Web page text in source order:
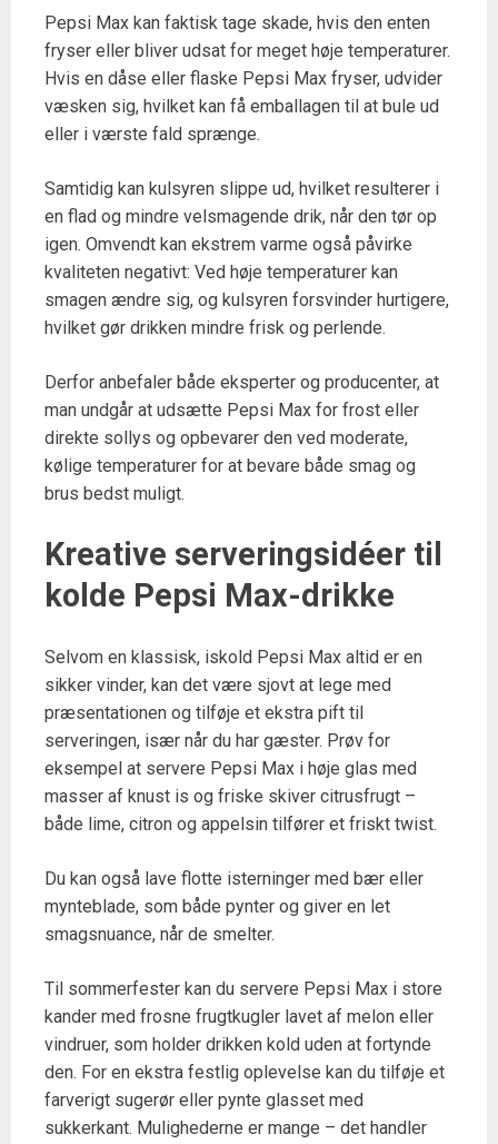
Pepsi Max kan faktisk tage skade, hvis den enten
fryser eller bliver udsat for meget høje temperaturer.
Hvis en dåse eller flaske Pepsi Max fryser, udvider
væsken sig, hvilket kan få emballagen til at bule ud
eller i værste fald sprænge.
Samtidig kan kulsyren slippe ud, hvilket resulterer i
en flad og mindre velsmagende drik, når den tør op
igen. Omvendt kan ekstrem varme også påvirke
kvaliteten negativt: Ved høje temperaturer kan
smagen ændre sig, og kulsyren forsvinder hurtigere,
hvilket gør drikken mindre frisk og perlende.
Derfor anbefaler både eksperter og producenter, at
man undgår at udsætte Pepsi Max for frost eller
direkte sollys og opbevarer den ved moderate,
kølige temperaturer for at bevare både smag og
brus bedst muligt.
Kreative serveringsidéer til
kolde Pepsi Max-drikke
Selvom en klassisk, iskold Pepsi Max altid er en
sikker vinder, kan det være sjovt at lege med
præsentationen og tilføje et ekstra pift til
serveringen, især når du har gæster. Prøv for
eksempel at servere Pepsi Max i høje glas med
masser af knust is og friske skiver citrusfrugt –
både lime, citron og appelsin tilfører et friskt twist.
Du kan også lave flotte isterninger med bær eller
mynteblade, som både pynter og giver en let
smagsnuance, når de smelter.
Til sommerfester kan du servere Pepsi Max i store
kander med frosne frugtkugler lavet af melon eller
vindruer, som holder drikken kold uden at fortynde
den. For en ekstra festlig oplevelse kan du tilføje et
farverigt sugerør eller pynte glasset med
sukkerkant. Mulighederne er mange – det handler